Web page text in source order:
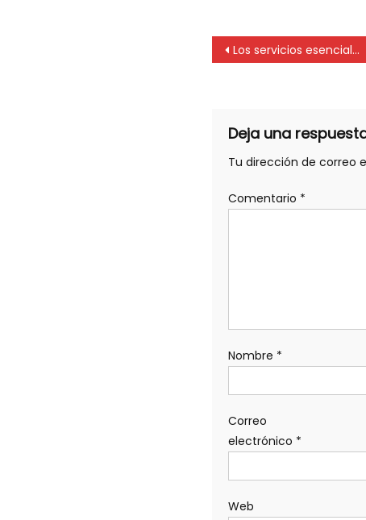
Los servicios esenciales
Deja una
Tu dirección de correo
Comentario *
Nombre *
Correo
electrónico *
Web